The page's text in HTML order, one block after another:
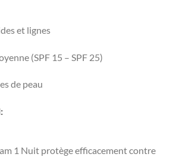
et lignes
(SPF 15 – SPF 25)
de peau
:
1 Nuit protège efficacement contre